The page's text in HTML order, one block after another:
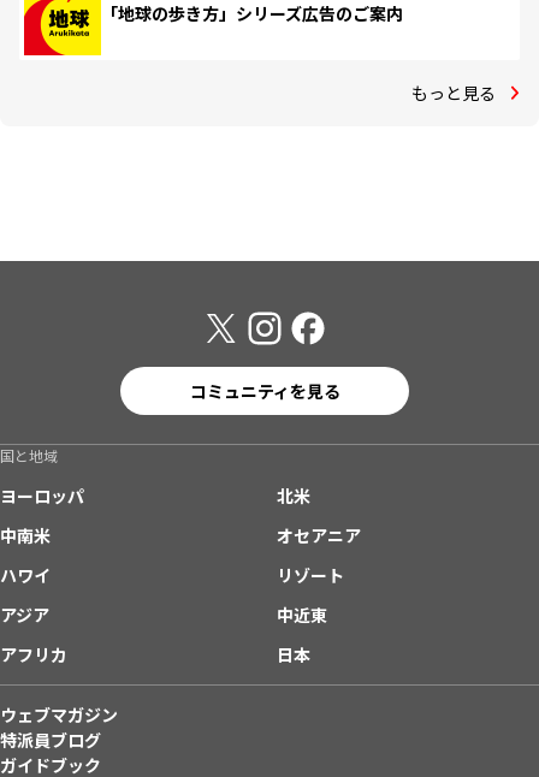
「地球の歩き方」シリーズ広告のご案内
もっと見る
コミュニティを見る
国と地域
ヨーロッパ
北米
中南米
オセアニア
ハワイ
リゾート
アジア
中近東
アフリカ
日本
ウェブマガジン
特派員ブログ
ガイドブック